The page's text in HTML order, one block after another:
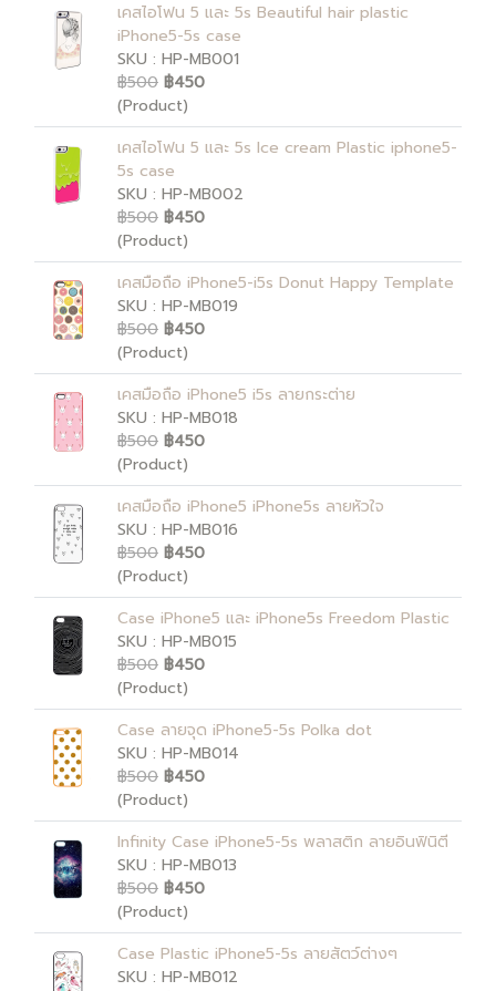
เคสไอโฟน 5 และ 5s Beautiful hair plastic
iPhone5-5s case
SKU : HP-MB001
฿500 ฿450
(Product)
เคสไอโฟน 5 และ 5s Ice cream Plastic iphone5-
5s case
SKU : HP-MB002
฿500 ฿450
(Product)
เคสมือถือ iPhone5-i5s Donut Happy Template
SKU : HP-MB019
฿500 ฿450
(Product)
เคสมือถือ iPhone5 i5s ลายกระต่าย
SKU : HP-MB018
฿500 ฿450
(Product)
เคสมือถือ iPhone5 iPhone5s ลายหัวใจ
SKU : HP-MB016
฿500 ฿450
(Product)
Case iPhone5 และ iPhone5s Freedom Plastic
SKU : HP-MB015
฿500 ฿450
(Product)
Case ลายจุด iPhone5-5s Polka dot
SKU : HP-MB014
฿500 ฿450
(Product)
Infinity Case iPhone5-5s พลาสติก ลายอินฟินิตี
SKU : HP-MB013
฿500 ฿450
(Product)
Case Plastic iPhone5-5s ลายสัตว์ต่างๆ
SKU : HP-MB012